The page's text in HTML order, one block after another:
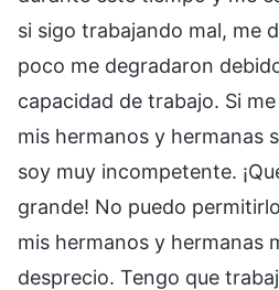
si sigo trabajando mal, me
poco me degradaron
capacidad de trabajo. Si
mis hermanos y hermanas
soy muy incompetente.
grande! No puedo
mis hermanos y hermanas
desprecio. Tengo que